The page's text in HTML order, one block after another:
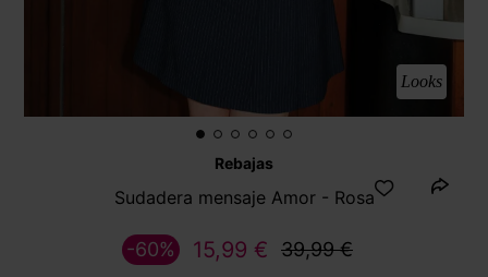
Looks
Rebajas
Sudadera mensaje Amor - Rosa
15,99 € 39,99 €
-60%